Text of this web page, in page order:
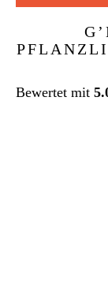
Bewertet mit